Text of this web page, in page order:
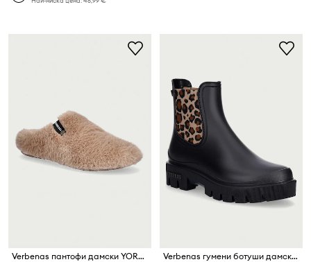
Verbenas пантофи дамски YORK BUDAPEST
Verbenas гумени ботуши дамски MAE MATE ANIMAL